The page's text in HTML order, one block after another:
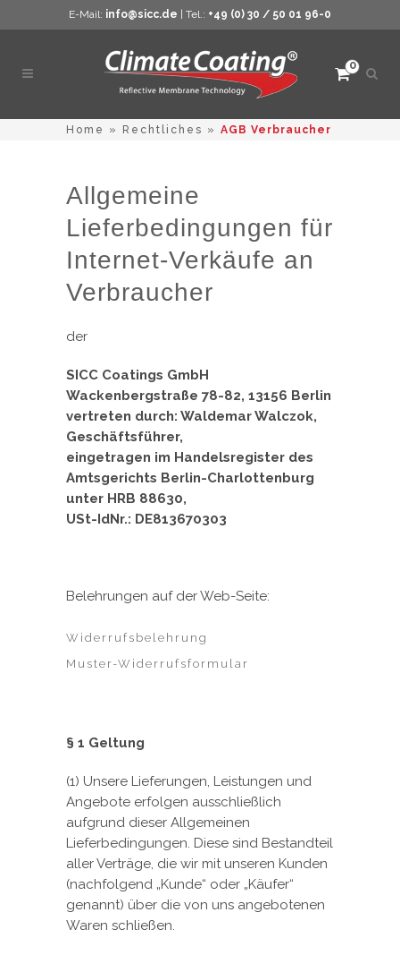
E-Mail: info@sicc.de | Tel.: +49 (0) 30 / 50 01 96-0
0
Home » Rechtliches » AGB Verbraucher
Allgemeine
Lieferbedingungen für
Internet-Verkäufe an
Verbraucher
der
SICC Coatings GmbH
Wackenbergstraße 78-82, 13156 Berlin
vertreten durch: Waldemar Walczok,
Geschäftsführer,
eingetragen im Handelsregister des
Amtsgerichts Berlin-Charlottenburg
unter HRB 88630,
USt-IdNr.: DE813670303
Belehrungen auf der Web-Seite:
Widerrufsbelehrung
Muster-Widerrufsformular
§ 1 Geltung
(1) Unsere Lieferungen, Leistungen und
Angebote erfolgen ausschließlich
aufgrund dieser Allgemeinen
Lieferbedingungen. Diese sind Bestandteil
aller Verträge, die wir mit unseren Kunden
(nachfolgend „Kunde“ oder „Käufer“
genannt) über die von uns angebotenen
Waren schließen.